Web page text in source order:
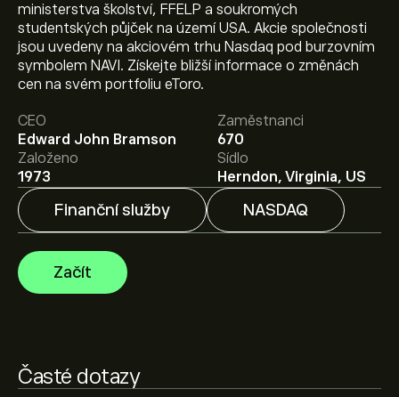
ministerstva školství, FFELP a soukromých
studentských půjček na území USA. Akcie společnosti
jsou uvedeny na akciovém trhu Nasdaq pod burzovním
symbolem NAVI. Získejte bližší informace o změnách
cen na svém portfoliu eToro.
CEO
Edward John Bramson
Zaměstnanci
670
Založeno
1973
Sídlo
Herndon, Virginia, US
Finanční služby NASDAQ
Začít
Časté dotazy
Aktuální cena akcie NAVI je 9.08‎$‎.
Zaregistrujte se
na eToro a získejte detailní prognózy
analytiků i cenové cíle.
Analytici nabízí prognózy pro akcie Navient Corp na
základě tržních trendů, finančních zpráv a očekávaného
růstu. Podívejte se na prognózu budoucího vývoje cen.
prodej.